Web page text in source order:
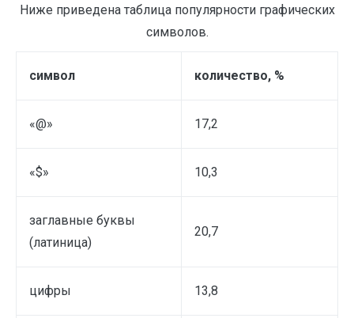
Ниже приведена таблица популярности графических
символов.
символ количество, %
«@» 17,2
«$» 10,3
заглавные буквы
(латиница)
20,7
цифры 13,8